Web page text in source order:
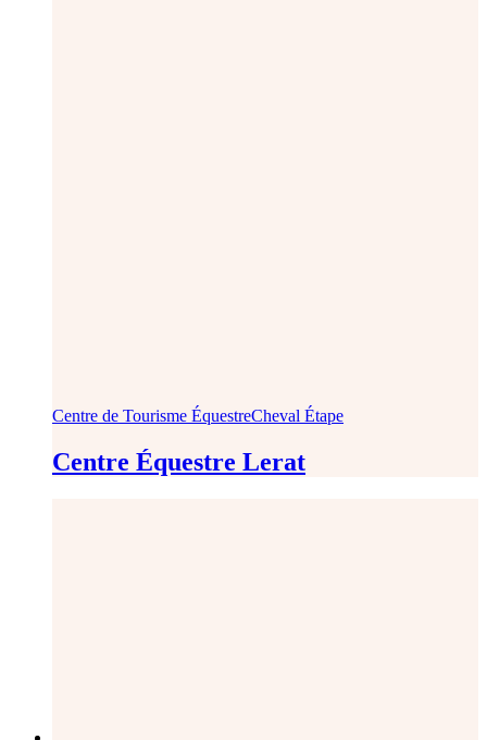
Centre de Tourisme ÉquestreCheval Étape
Centre Équestre Lerat